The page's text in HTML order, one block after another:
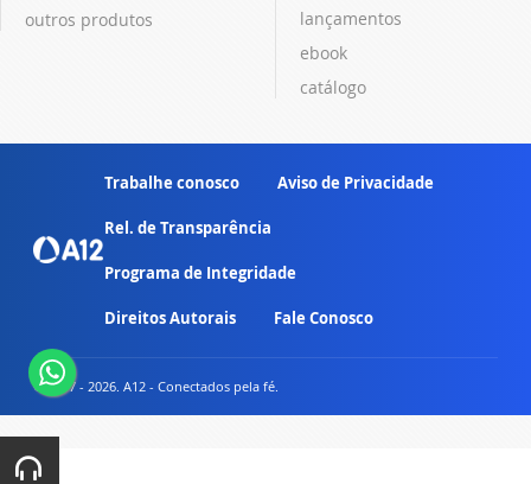
outros produtos
lançamentos
ebook
catálogo
Trabalhe conosco Aviso de Privacidade
Rel. de Transparência
Programa de Integridade
Direitos Autorais Fale Conosco
© 2007 - 2026. A12 - Conectados pela fé.